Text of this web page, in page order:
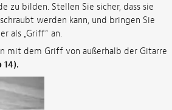
zu bilden. Stellen Sie sicher, dass sie
werden kann, und bringen Sie
als „Griff“ an.
mit dem Griff von außerhalb der Gitarre
14).